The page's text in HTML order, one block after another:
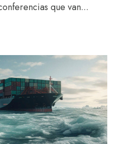
que van...